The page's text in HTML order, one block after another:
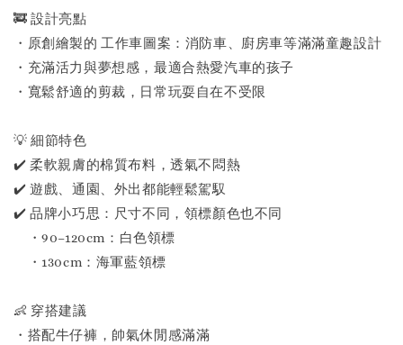
🚒 設計亮點
・原創繪製的 工作車圖案：消防車、廚房車等滿滿童趣設計
・充滿活力與夢想感，最適合熱愛汽車的孩子
・寬鬆舒適的剪裁，日常玩耍自在不受限
💡 細節特色
✔️ 柔軟親膚的棉質布料，透氣不悶熱
✔️ 遊戲、通園、外出都能輕鬆駕馭
✔️ 品牌小巧思：尺寸不同，領標顏色也不同
・90–120cm：白色領標
・130cm：海軍藍領標
👶 穿搭建議
・搭配牛仔褲，帥氣休閒感滿滿